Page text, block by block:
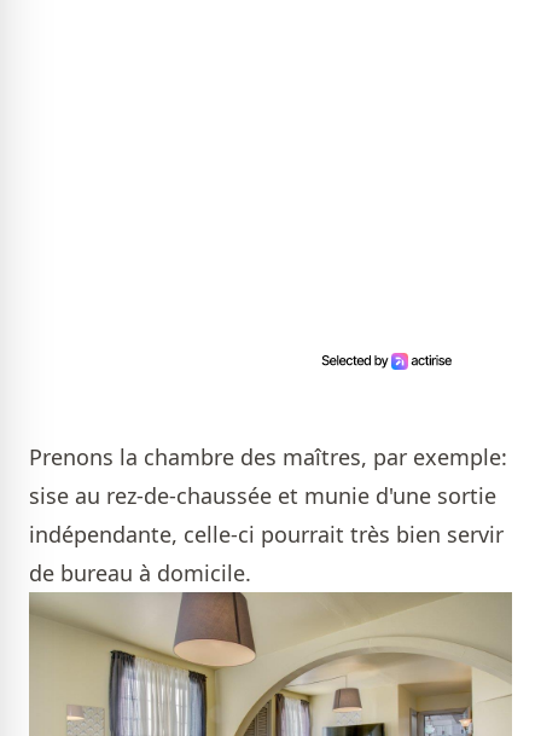
Prenons la chambre des maîtres, par exemple:
sise au rez-de-chaussée et munie d'une sortie
indépendante, celle-ci pourrait très bien servir
de bureau à domicile.